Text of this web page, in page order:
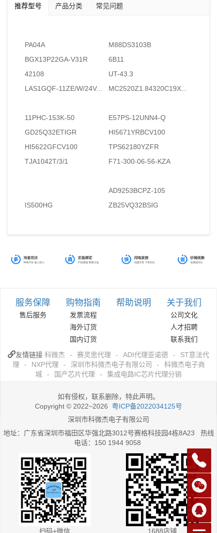
推荐型号 产品分类 常见问题
PA04A
M88DS3103B
BGX13P22GA-V31R
6B11
42108
UT-43.3
LAS1GQF-11ZE/W/24V...
MC2520Z1.84320C19X...
11PHC-153K-50
E57PS-12UNN4-Q
GD25Q32ETIGR
HI5671YRBCV100
HI5622GFCV100
TPS62180YZFR
TJA1042T/3/1
F71-300-06-56-KZA
AD9253BCPZ-105
IS500HG
ZB25VQ32BSIG
服务保障
售后服务
购物指南
发票流程
海外订货
国内订货
帮助说明 关于我们
公司文化
人才招聘
联系我们
友情链接 科微杰 - 赛灵思代理 - ADI代理亚诺德 -
ST意法代
理
- NXP代理 - 深圳市科微杰电子有限公司 -
科微杰电子商
城
- 国产芯片代理 - 集成电路IC芯片代理分销
如有侵权，联系删除，特此声明。
Copyright © 2022~2026 粤ICP备2022034125号
深圳市科微杰电子有限公司
地址：广东省深圳市福田区华强北路3012号赛格科技园4栋8A23 热线
电话：150 1944 9058
扫码+微信 1688店铺